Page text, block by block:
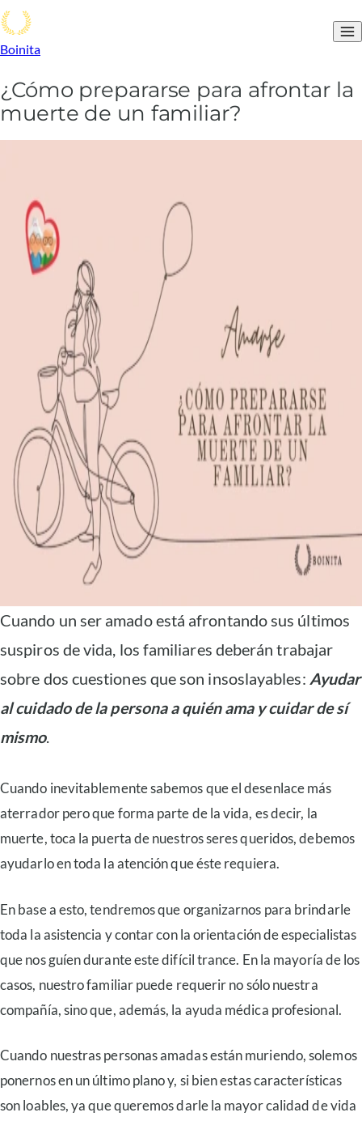
Boinita
¿Cómo prepararse para afrontar la
muerte de un familiar?
Cuando un ser amado está afrontando sus últimos
suspiros de vida, los familiares deberán trabajar
sobre dos cuestiones que son insoslayables: Ayudar
al cuidado de la persona a quién ama y cuidar de sí
mismo.
Cuando inevitablemente sabemos que el desenlace más
aterrador pero que forma parte de la vida, es decir, la
muerte, toca la puerta de nuestros seres queridos, debemos
ayudarlo en toda la atención que éste requiera.
En base a esto, tendremos que organizarnos para brindarle
toda la asistencia y contar con la orientación de especialistas
que nos guíen durante este difícil trance. En la mayoría de los
casos, nuestro familiar puede requerir no sólo nuestra
compañía, sino que, además, la ayuda médica profesional.
Cuando nuestras personas amadas están muriendo, solemos
ponernos en un último plano y, si bien estas características
son loables, ya que queremos darle la mayor calidad de vida